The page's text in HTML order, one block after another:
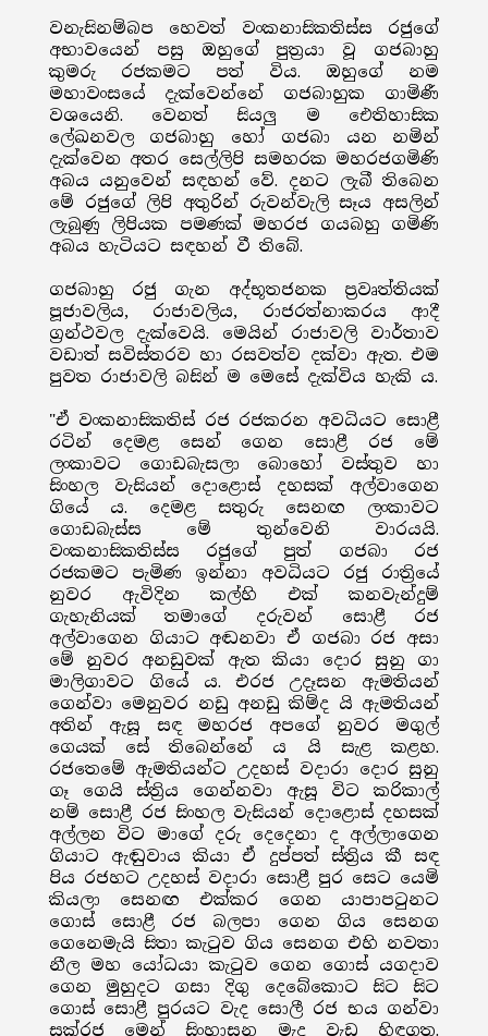
වනැසිනම්බප හෙවත් වංකනාසිකතිස්ස රජුගේ
අභාවයෙන් පසු ඔහුගේ පුත්‍රයා වූ ගජබාහු
කුමරු රජකමට පත් විය. ඔහුගේ නම
මහාවංසයේ දැක්වෙන්නේ ගජබාහුක ගාමිණී
වශයෙනි. වෙනත් සියලු ම ඓතිහාසික
ලේඛනවල ගජබාහු හෝ ගජබා යන නමින්
දැක්වෙන අතර සෙල්ලිපි සමහරක මහරජගමිණි
අබය යනුවෙන් සඳහන් වේ. දනට ලැබී තිබෙන
මේ රජුගේ ලිපි අතුරින් රුවන්වැලි සෑය අසලින්
ලැබුණු ලිපියක පමණක් මහරජ ගයබහු ගමිණි
අබය හැටියට සඳහන් වී තිබේ.
ගජබාහු රජු ගැන අද්භූතජනක ප්‍රවෘත්තියක්
පූජාවලිය, රාජාවලිය, රාජරත්නාකරය ආදී
ග්‍රන්ථවල දැක්වෙයි. මෙයින් රාජාවලි වාර්තාව
වඩාත් සවිස්තරව හා රසවත්ව දක්වා ඇත. එම
පුවත රාජාවලි බසින් ම මෙසේ දැක්විය හැකි ය.
"ඒ වංකනාසිකතිස් රජ රජකරන අවධියට සොළී
රටින් දෙමළ සෙන් ගෙන සොළී රජ මේ
ලංකාවට ගොඩබැසලා බොහෝ වස්තුව හා
සිංහල වැසියන් දොළොස් දහසක් අල්වාගෙන
ගියේ ය. දෙමළ සතුරු සෙනඟ ලංකාවට
ගොඩබැස්ස මේ තුන්වෙනි වාරයයි.
වංකනාසිකතිස්ස රජුගේ පුත් ගජබා රජ
රජකමට පැමිණ ඉන්නා අවධියට රජු රාත්‍රියේ
නුවර ඇවිදින කල්හි එක් කනවැන්දුම්
ගැහැනියක් තමාගේ දරුවන් සොළී රජ
අල්වාගෙන ගියාට අඬනවා ඒ ගජබා රජ අසා
මේ නුවර අනඩුවක් ඇත කියා දොර සුනු ගා
මාලිගාවට ගියේ ය. එරජ උදෑසන ඇමතියන්
ගෙන්වා මෙනුවර නඩු අනඩු කිම්ද යි ඇමතියන්
අතින් ඇසූ සඳ මහරජ අපගේ නුවර මගුල්
ගෙයක් සේ තිබෙන්නේ ය යි සැළ කළහ.
රජතෙමේ ඇමතියන්ට උදහස් වදාරා දොර සුනු
ගෑ ගෙයි ස්ත්‍රිය ගෙන්නවා ඇසූ විට කරිකාල්
නම් සොළී රජ සිංහල වැසියන් දොළොස් දහසක්
අල්ලන විට මාගේ දරු දෙදෙනා ද අල්ලාගෙන
ගියාට ඇඬුවාය කියා ඒ දුප්පත් ස්ත්‍රිය කී සඳ
පිය රජහට උදහස් වදාරා සොළී පුර සෙට යෙමි
කියලා සෙනඟ එක්කර ගෙන යාපාපටුනට
ගොස් සොළී රජ බලපා ගෙන ගිය සෙනග
ගෙනෙමැයි සිතා කැටුව ගිය සෙනග එහි නවතා
නීල මහ යෝධයා කැටුව ගෙන ගොස් යගදාව
ගෙන මුහුදට ගසා දිගු දෙබේකොට සිට සිට
ගොස් සොළී පුරයට වැද සොලී රජ භය ගන්වා
සක්රජ මෙන් සිංහාසන මැද වැඩ හිඳගත.